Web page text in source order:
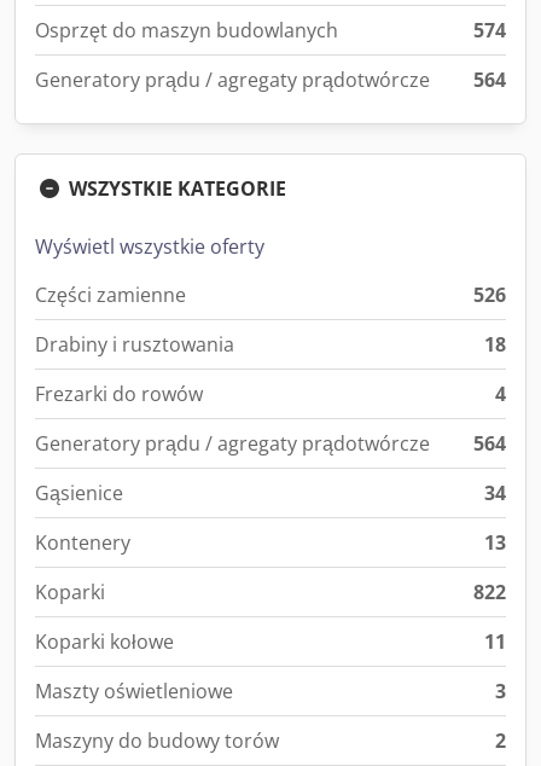
Osprzęt do maszyn budowlanych
574
Generatory prądu / agregaty prądotwórcze
564
WSZYSTKIE KATEGORIE
Wyświetl wszystkie oferty
Części zamienne
526
Drabiny i rusztowania
18
Frezarki do rowów
4
Generatory prądu / agregaty prądotwórcze
564
Gąsienice
34
Kontenery
13
Koparki
822
Koparki kołowe
11
Maszty oświetleniowe
3
Maszyny do budowy torów
2